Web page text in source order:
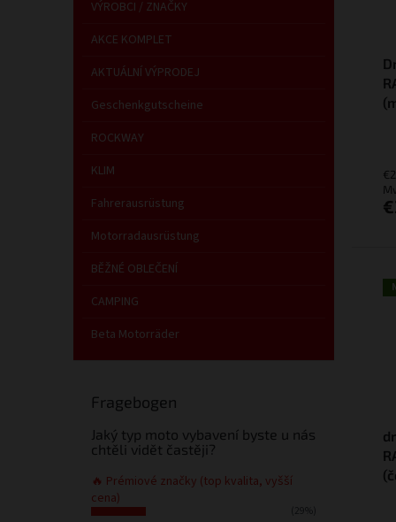
VÝROBCI / ZNAČKY
AKCE KOMPLET
AKTUÁLNÍ VÝPRODEJ
Geschenkgutscheine
ROCKWAY
KLIM
Fahrerausrüstung
Motorradausrüstung
BĚŽNÉ OBLEČENÍ
CAMPING
Beta Motorräder
Fragebogen
Jaký typ moto vybavení byste u nás
chtěli vidět častěji?
🔥 Prémiové značky (top kvalita, vyšší
cena)
(29%)